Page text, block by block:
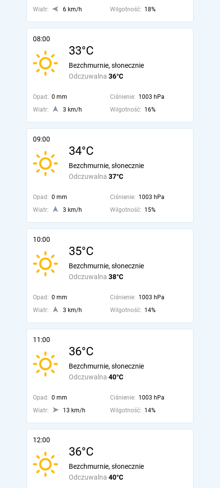
Wiatr: 6 km/h Wilgotność: 18%
08:00
33°C
Odczuwalna 36°C
Bezchmurnie, słonecznie
Opad: 0 mm Ciśnienie: 1003 hPa
Wiatr:
3 km/h Wilgotność: 16%
09:00
34°C
Odczuwalna 37°C
Bezchmurnie, słonecznie
Opad: 0 mm Ciśnienie: 1003 hPa
Wiatr:
3 km/h Wilgotność: 15%
10:00
35°C
Odczuwalna 38°C
Bezchmurnie, słonecznie
Opad: 0 mm Ciśnienie: 1003 hPa
Wiatr:
3 km/h Wilgotność: 14%
11:00
36°C
Odczuwalna 40°C
Bezchmurnie, słonecznie
Opad: 0 mm Ciśnienie: 1003 hPa
Wiatr:
13 km/h Wilgotność: 14%
12:00
36°C
Odczuwalna 40°C
Bezchmurnie, słonecznie